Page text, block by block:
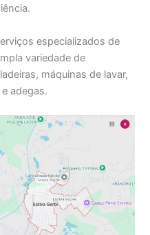
especializados de
variedade de
máquinas de lavar,
adegas.